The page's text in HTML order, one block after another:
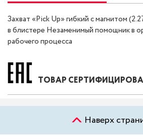
Захват «Pick Up» гибкий с магнитом
в блистере Незаменимый помощник в
рабочего процесса
ТОВАР
Наверх